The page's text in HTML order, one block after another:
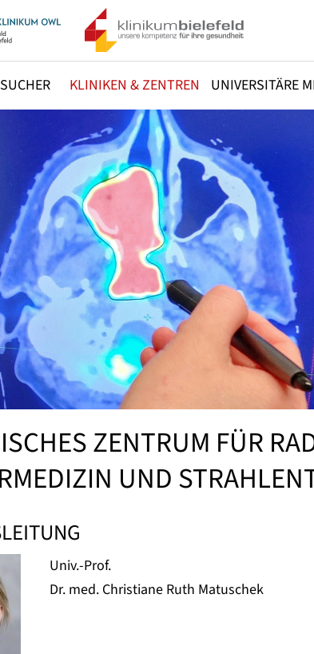
KLINIKEN & ZENTREN UNIVERSITÄRE
ZENTRUM FÜR
UND
Univ.-Prof.
Dr. med. Christiane Ruth Matuschek